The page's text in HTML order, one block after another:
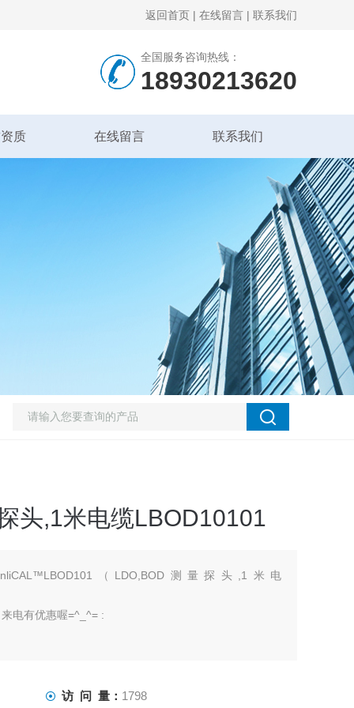
返回首页 | 在线留言 | 联系我们
全国服务咨询热线：
18930213620
质 在线留言 联系我们
头,1米电缆LBOD10101
（LDO,BOD测量探头,1米电
电有优惠喔=^_^= :
访 问 量： 1798